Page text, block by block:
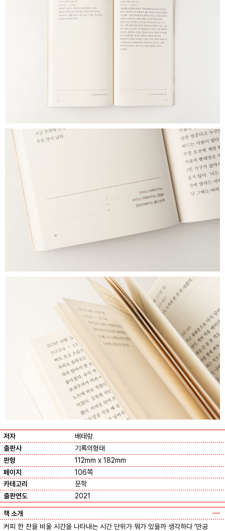
저자
배태랑
출판사
기록의형태
판형
112mm x 182mm
페이지
106쪽
카테고리
문학
출판연도
2021
책 소개
커피 한 잔을 비울 시간을 나타내는 시간 단위가 뭐가 있을까 생각하다 ‘만공